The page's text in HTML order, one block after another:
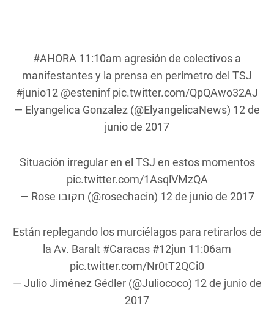
#AHORA 11:10am agresión de colectivos a
manifestantes y la prensa en perímetro del TSJ
#junio12 @esteninf pic.twitter.com/QpQAwo32AJ
— Elyangelica Gonzalez (@ElyangelicaNews) 12 de
junio de 2017
Situación irregular en el TSJ en estos momentos
pic.twitter.com/1AsqlVMzQA
— Rose חקובו (@rosechacin) 12 de junio de 2017
Están replegando los murciélagos para retirarlos de
la Av. Baralt #Caracas #12jun 11:06am
pic.twitter.com/Nr0tT2QCi0
— Julio Jiménez Gédler (@Juliococo) 12 de junio de
2017